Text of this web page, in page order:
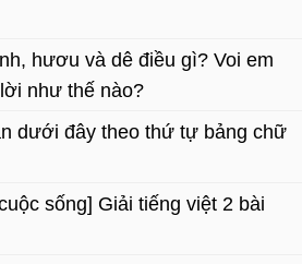
hươu và dê điều gì? Voi em
như thế nào?
dưới đây theo thứ tự bảng chữ
sống] Giải tiếng việt 2 bài